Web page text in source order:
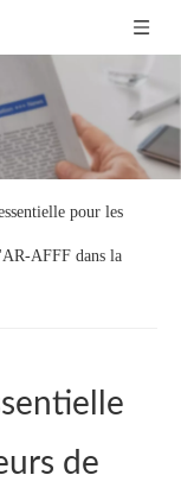
pour les
AFFF dans la
de